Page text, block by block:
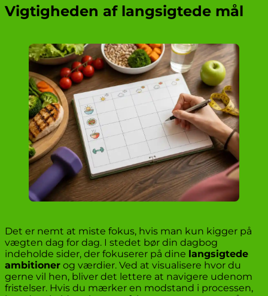
Vigtigheden af langsigtede mål
Det er nemt at miste fokus, hvis man kun kigger på
vægten dag for dag. I stedet bør din dagbog
indeholde sider, der fokuserer på dine langsigtede
ambitioner og værdier. Ved at visualisere hvor du
gerne vil hen, bliver det lettere at navigere udenom
fristelser. Hvis du mærker en modstand i processen,